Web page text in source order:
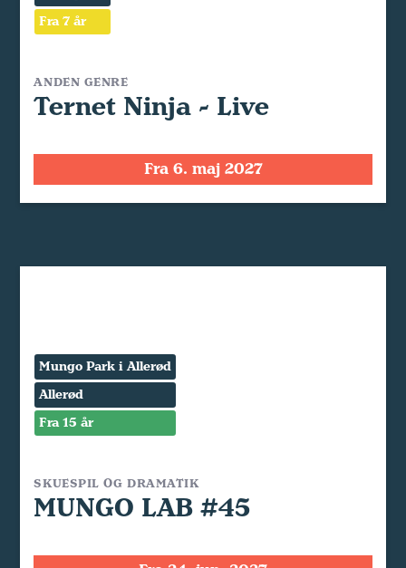
Fra 7 år
ANDEN GENRE
Ternet Ninja - Live
Fra 6. maj 2027
Mungo Park i Allerød
Allerød
Fra 15 år
SKUESPIL OG DRAMATIK
MUNGO LAB #45